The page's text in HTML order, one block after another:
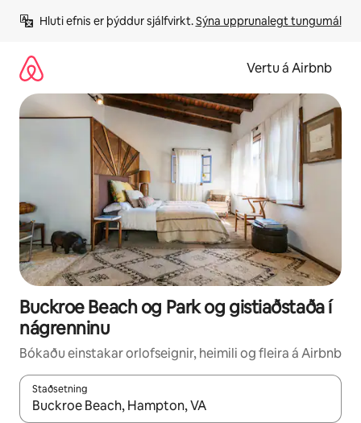
beint
Hluti efnis er þýddur sjálfvirkt. Sýna upprunalegt tungumál
Vertu á Airbnb
Buckroe Beach og Park og gistiaðstaða í
nágrenninu
Bókaðu einstakar orlofseignir, heimili og fleira á Airbnb
Staðsetning
Þegar niðurstöður liggja fyrir skaltu nota upp og niður